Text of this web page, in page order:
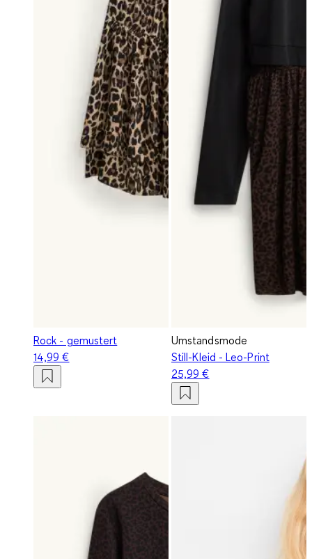
Rock - gemustert
14,99 €
Umstandsmode
Still-Kleid - Leo-Print
25,99 €